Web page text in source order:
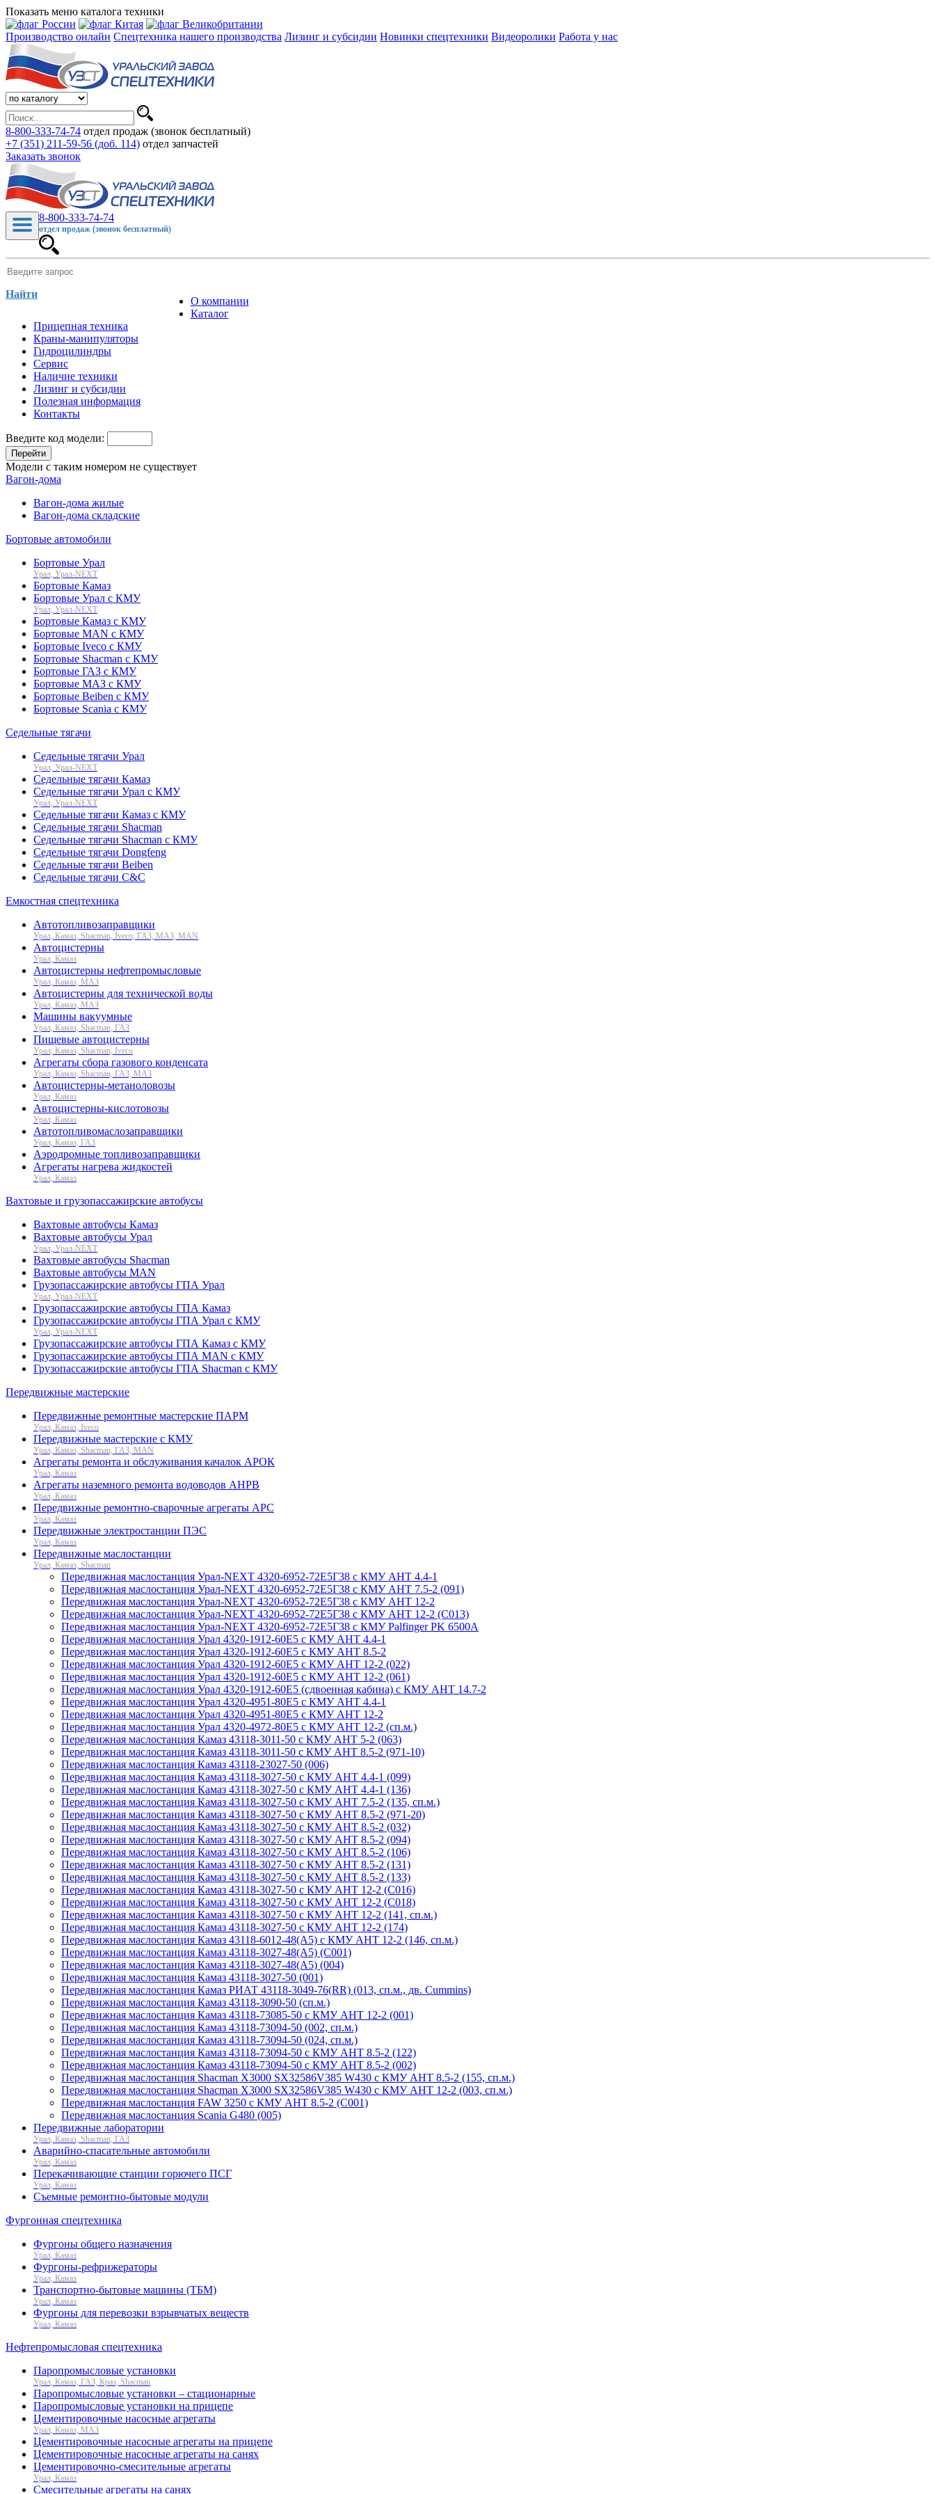
Показать меню каталога техники
Производство онлайн Спецтехника нашего производства Лизинг и субсидии Новинки спецтехники Видеоролики Работа у нас
8-800-333-74-74 отдел продаж (звонок бесплатный)
+7 (351) 211-59-56 (доб. 114) отдел запчастей
Заказать звонок
8-800-333-74-74
отдел продаж (звонок бесплатный)
Найти
О компании
Каталог
Прицепная техника
Краны-манипуляторы
Гидроцилиндры
Сервис
Наличие техники
Лизинг и субсидии
Полезная информация
Контакты
Введите код модели:
Перейти
Модели с таким номером не существует
Вагон-дома
Вагон-дома жилые
Вагон-дома складские
Бортовые автомобили
Бортовые Урал
Урал, Урал-NEXT
Бортовые Камаз
Бортовые Урал с КМУ
Урал, Урал-NEXT
Бортовые Камаз с КМУ
Бортовые MAN с КМУ
Бортовые Iveco с КМУ
Бортовые Shacman с КМУ
Бортовые ГАЗ с КМУ
Бортовые МАЗ с КМУ
Бортовые Beiben с КМУ
Бортовые Scania с КМУ
Седельные тягачи
Седельные тягачи Урал
Урал, Урал-NEXT
Седельные тягачи Камаз
Седельные тягачи Урал с КМУ
Урал, Урал-NEXT
Седельные тягачи Камаз с КМУ
Седельные тягачи Shacman
Седельные тягачи Shacman с КМУ
Седельные тягачи Dongfeng
Седельные тягачи Beiben
Седельные тягачи C&C
Емкостная спецтехника
Автотопливозаправщики
Урал, Камаз, Shacman, Iveco, ГАЗ, МАЗ, MAN
Автоцистерны
Урал, Камаз
Автоцистерны нефтепромысловые
Урал, Камаз, МАЗ
Автоцистерны для технической воды
Урал, Камаз, МАЗ
Машины вакуумные
Урал, Камаз, Shacman, ГАЗ
Пищевые автоцистерны
Урал, Камаз, Shacman, Iveco
Агрегаты сбора газового конденсата
Урал, Камаз, Shacman, ГАЗ, МАЗ
Автоцистерны-метаноловозы
Урал, Камаз
Автоцистерны-кислотовозы
Урал, Камаз
Автотопливомаслозаправщики
Урал, Камаз, ГАЗ
Аэродромные топливозаправщики
Агрегаты нагрева жидкостей
Урал, Камаз
Вахтовые и грузопассажирские автобусы
Вахтовые автобусы Камаз
Вахтовые автобусы Урал
Урал, Урал-NEXT
Вахтовые автобусы Shacman
Вахтовые автобусы MAN
Грузопассажирские автобусы ГПА Урал
Урал, Урал-NEXT
Грузопассажирские автобусы ГПА Камаз
Грузопассажирские автобусы ГПА Урал с КМУ
Урал, Урал-NEXT
Грузопассажирские автобусы ГПА Камаз с КМУ
Грузопассажирские автобусы ГПА MAN с КМУ
Грузопассажирские автобусы ГПА Shacman с КМУ
Передвижные мастерские
Передвижные ремонтные мастерские ПАРМ
Урал, Камаз, Iveco
Передвижные мастерские с КМУ
Урал, Камаз, Shacman, ГАЗ, MAN
Агрегаты ремонта и обслуживания качалок АРОК
Урал, Камаз
Агрегаты наземного ремонта водоводов АНРВ
Урал, Камаз
Передвижные ремонтно-сварочные агрегаты АРС
Урал, Камаз
Передвижные электростанции ПЭС
Урал, Камаз
Передвижные маслостанции
Урал, Камаз, Shacman
Передвижная маслостанция Урал-NEXT 4320-6952-72Е5Г38 с КМУ АНТ 4.4-1
Передвижная маслостанция Урал-NEXT 4320-6952-72Е5Г38 с КМУ АНТ 7.5-2 (091)
Передвижная маслостанция Урал-NEXT 4320-6952-72Е5Г38 с КМУ АНТ 12-2
Передвижная маслостанция Урал-NEXT 4320-6952-72Е5Г38 с КМУ АНТ 12-2 (С013)
Передвижная маслостанция Урал-NEXT 4320-6952-72Е5Г38 с КМУ Palfinger PK 6500A
Передвижная маслостанция Урал 4320-1912-60Е5 с КМУ АНТ 4.4-1
Передвижная маслостанция Урал 4320-1912-60Е5 с КМУ АНТ 8.5-2
Передвижная маслостанция Урал 4320-1912-60Е5 с КМУ АНТ 12-2 (022)
Передвижная маслостанция Урал 4320-1912-60Е5 с КМУ АНТ 12-2 (061)
Передвижная маслостанция Урал 4320-1912-60Е5 (сдвоенная кабина) с КМУ АНТ 14.7-2
Передвижная маслостанция Урал 4320-4951-80Е5 с КМУ АНТ 4.4-1
Передвижная маслостанция Урал 4320-4951-80Е5 с КМУ АНТ 12-2
Передвижная маслостанция Урал 4320-4972-80Е5 с КМУ АНТ 12-2 (сп.м.)
Передвижная маслостанция Камаз 43118-3011-50 с КМУ АНТ 5-2 (063)
Передвижная маслостанция Камаз 43118-3011-50 с КМУ АНТ 8.5-2 (971-10)
Передвижная маслостанция Камаз 43118-23027-50 (006)
Передвижная маслостанция Камаз 43118-3027-50 с КМУ АНТ 4.4-1 (099)
Передвижная маслостанция Камаз 43118-3027-50 с КМУ АНТ 4.4-1 (136)
Передвижная маслостанция Камаз 43118-3027-50 с КМУ АНТ 7.5-2 (135, сп.м.)
Передвижная маслостанция Камаз 43118-3027-50 с КМУ АНТ 8.5-2 (971-20)
Передвижная маслостанция Камаз 43118-3027-50 с КМУ АНТ 8.5-2 (032)
Передвижная маслостанция Камаз 43118-3027-50 с КМУ АНТ 8.5-2 (094)
Передвижная маслостанция Камаз 43118-3027-50 с КМУ АНТ 8.5-2 (106)
Передвижная маслостанция Камаз 43118-3027-50 с КМУ АНТ 8.5-2 (131)
Передвижная маслостанция Камаз 43118-3027-50 с КМУ АНТ 8.5-2 (133)
Передвижная маслостанция Камаз 43118-3027-50 с КМУ АНТ 12-2 (С016)
Передвижная маслостанция Камаз 43118-3027-50 с КМУ АНТ 12-2 (С018)
Передвижная маслостанция Камаз 43118-3027-50 с КМУ АНТ 12-2 (141, сп.м.)
Передвижная маслостанция Камаз 43118-3027-50 с КМУ АНТ 12-2 (174)
Передвижная маслостанция Камаз 43118-6012-48(А5) с КМУ АНТ 12-2 (146, сп.м.)
Передвижная маслостанция Камаз 43118-3027-48(А5) (С001)
Передвижная маслостанция Камаз 43118-3027-48(A5) (004)
Передвижная маслостанция Камаз 43118-3027-50 (001)
Передвижная маслостанция Камаз РИАТ 43118-3049-76(RR) (013, сп.м., дв. Cummins)
Передвижная маслостанция Камаз 43118-3090-50 (сп.м.)
Передвижная маслостанция Камаз 43118-73085-50 с КМУ АНТ 12-2 (001)
Передвижная маслостанция Камаз 43118-73094-50 (002, сп.м.)
Передвижная маслостанция Камаз 43118-73094-50 (024, сп.м.)
Передвижная маслостанция Камаз 43118-73094-50 с КМУ АНТ 8.5-2 (122)
Передвижная маслостанция Камаз 43118-73094-50 с КМУ АНТ 8.5-2 (002)
Передвижная маслостанция Shacman X3000 SX32586V385 W430 с КМУ АНТ 8.5-2 (155, сп.м.)
Передвижная маслостанция Shacman X3000 SX32586V385 W430 с КМУ АНТ 12-2 (003, сп.м.)
Передвижная маслостанция FAW 3250 с КМУ АНТ 8.5-2 (С001)
Передвижная маслостанция Scania G480 (005)
Передвижные лаборатории
Урал, Камаз, Shacman, ГАЗ
Аварийно-спасательные автомобили
Урал, Камаз
Перекачивающие станции горючего ПСГ
Урал, Камаз
Съемные ремонтно-бытовые модули
Фургонная спецтехника
Фургоны общего назначения
Урал, Камаз
Фургоны-рефрижераторы
Урал, Камаз
Транспортно-бытовые машины (ТБМ)
Урал, Камаз
Фургоны для перевозки взрывчатых веществ
Урал, Камаз
Нефтепромысловая спецтехника
Паропромысловые установки
Урал, Камаз, ГАЗ, Краз, Shacman
Паропромысловые установки – стационарные
Паропромысловые установки на прицепе
Цементировочные насосные агрегаты
Урал, Камаз, МАЗ
Цементировочные насосные агрегаты на прицепе
Цементировочные насосные агрегаты на санях
Цементировочно-смесительные агрегаты
Урал, Камаз
Смесительные агрегаты на санях